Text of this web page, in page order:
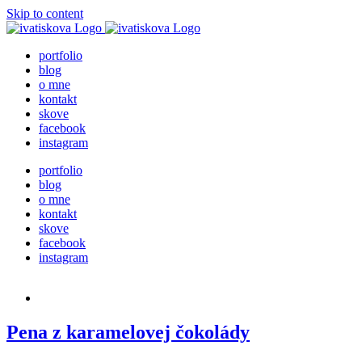
Skip to content
portfolio
blog
o mne
kontakt
skove
facebook
instagram
portfolio
blog
o mne
kontakt
skove
facebook
instagram
Pena z karamelovej čokolády